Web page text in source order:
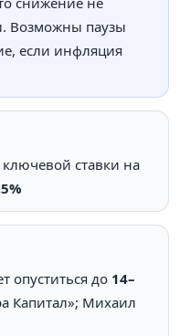
Возможны паузы
если инфляция
ставки на
опуститься до 14–
Капитал»; Михаил